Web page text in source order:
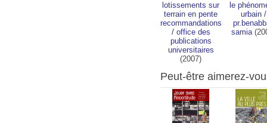
lotissements sur
terrain en pente
recommandations
/ office des
publications
universitaires
(2007)
le
urbain /
samia
Peut-être aimerez-